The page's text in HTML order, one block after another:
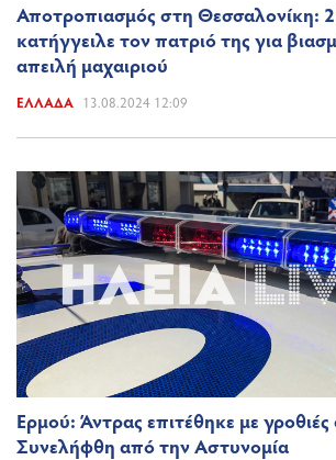
Αποτροπιασμός στη Θεσσαλονίκη:
κατήγγειλε τον πατριό της για
απειλή μαχαιριού
ΕΛΛΆΔΑ 13.08.2024 12:09
Ερμού: Άντρας επιτέθηκε με
Συνελήφθη από την Αστυνομία